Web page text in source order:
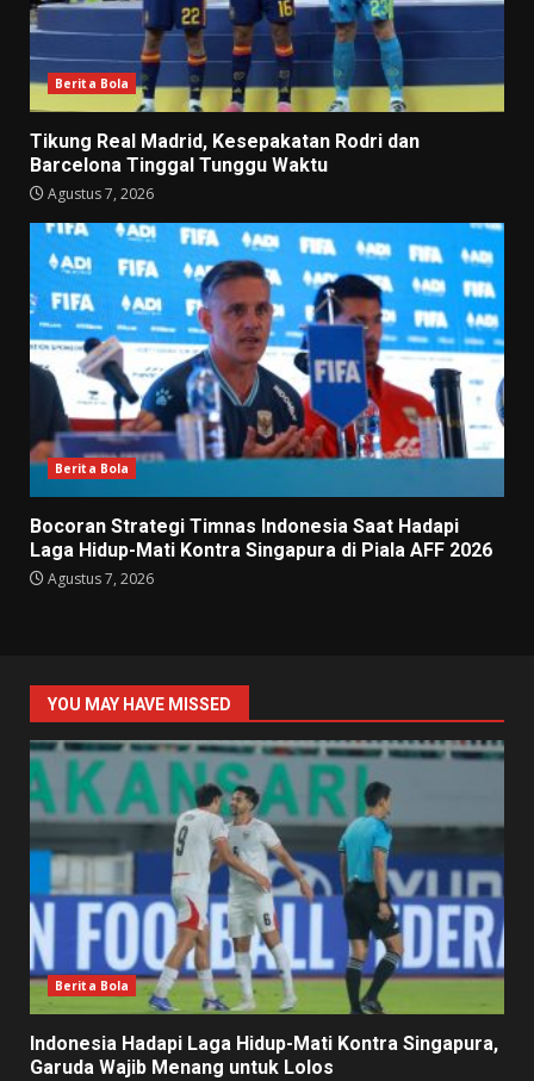
Berita Bola
Tikung Real Madrid, Kesepakatan Rodri dan
Barcelona Tinggal Tunggu Waktu
Agustus 7, 2026
Berita Bola
Bocoran Strategi Timnas Indonesia Saat Hadapi
Laga Hidup-Mati Kontra Singapura di Piala AFF 2026
Agustus 7, 2026
YOU MAY HAVE MISSED
Berita Bola
Indonesia Hadapi Laga Hidup-Mati Kontra Singapura,
Garuda Wajib Menang untuk Lolos